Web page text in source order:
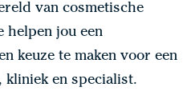
van cosmetische
helpen jou een
keuze te maken voor een
kliniek en specialist.